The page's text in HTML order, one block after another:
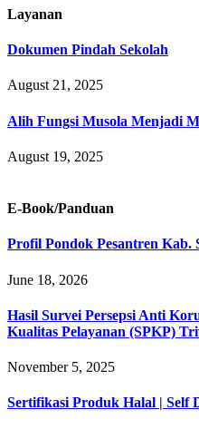
Layanan
Dokumen Pindah Sekolah
August 21, 2025
Alih Fungsi Musola Menjadi
August 19, 2025
E-Book/Panduan
Profil Pondok Pesantren Kab.
June 18, 2026
Hasil Survei Persepsi Anti
Kualitas Pelayanan (SPKP)
November 5, 2025
Sertifikasi Produk Halal | Self